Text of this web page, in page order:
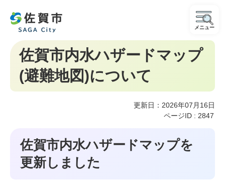
メニュー
佐賀市内水ハザードマップ
(避難地図)について
更新日：2026年07月16日
ページID : 2847
佐賀市内水ハザードマップを
更新しました